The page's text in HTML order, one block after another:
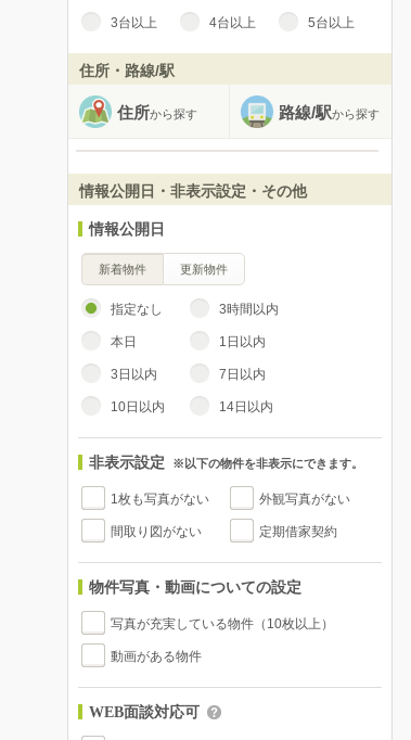
3台以上 4台以上 5台以上
住所・路線/駅
住所から探す 路線/駅から探す
情報公開日・非表示設定・その他
情報公開日
新着物件 更新物件
指定なし 3時間以内
本日 1日以内
3日以内 7日以内
10日以内 14日以内
非表示設定 ※以下の物件を非表示にできます。
1枚も写真がない 外観写真がない
間取り図がない 定期借家契約
物件写真・動画についての設定
写真が充実している物件（10枚以上）
動画がある物件
WEB面談対応可